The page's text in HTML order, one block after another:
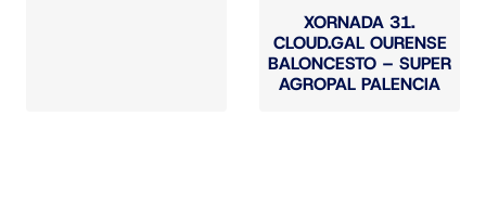
XORNADA 31.
CLOUD.GAL OURENSE
BALONCESTO – SUPER
AGROPAL PALENCIA